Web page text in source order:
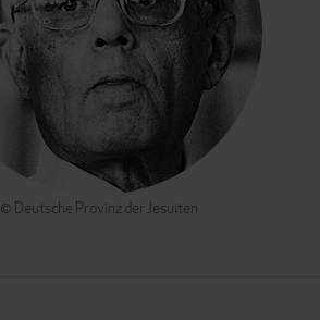
© Deutsche Provinz der Jesuiten